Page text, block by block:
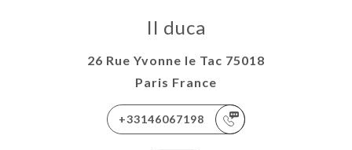
Il duca
26 Rue Yvonne le Tac 75018
Paris France
+33146067198